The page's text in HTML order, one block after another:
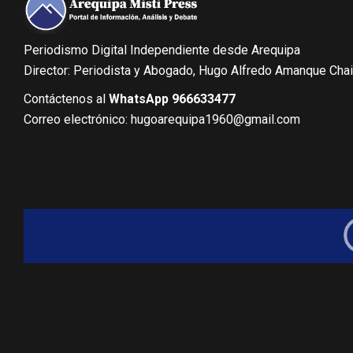
Periodismo Digital Independiente desde Arequipa
Director: Periodista y Abogado, Hugo Alfredo Amanque
Contáctenos al WhatsApp 966633477
Correo electrónico: hugoarequipa1960@gmail.com